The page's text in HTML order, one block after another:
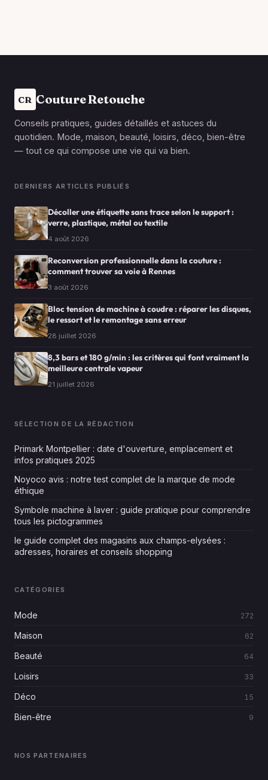
CR Couture Retouche
Conseils pratiques, guides détaillés et astuces du
quotidien. Mode, maison, beauté, loisirs, déco, bien-être
— tout ce qui compose une vie qui va bien.
DERNIERS ARTICLES PUBLIÉS
Décoller une étiquette sans trace selon le support :
verre, plastique, métal ou textile
4 août 2026
Reconversion professionnelle dans la couture :
comment trouver sa voie à Rennes
3 août 2026
Bloc tension de machine à coudre : réparer les disques,
le ressort et le remontage sans erreur
28 juillet 2026
8,3 bars et 180 g/min : les critères qui font vraiment la
meilleure centrale vapeur
21 juillet 2026
SÉLECTION DE LA RÉDACTION
Primark Montpellier : date d'ouverture, emplacement et
infos pratiques 2025
Noyoco avis : notre test complet de la marque de mode
éthique
Symbole machine à laver : guide pratique pour comprendre
tous les pictogrammes
le guide complet des magasins aux champs-elysées :
adresses, horaires et conseils shopping
CATÉGORIES
Mode 272
Maison 62
Beauté 64
Loisirs 33
Déco 15
Bien-être 9
NOS PARTENAIRES